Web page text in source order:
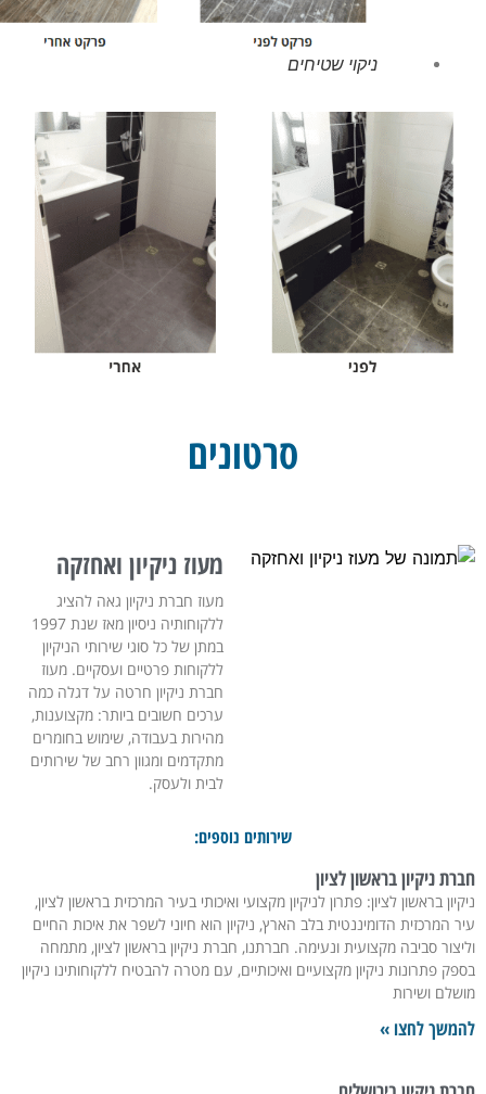
ניקוי שטיחים
סרטונים
מעוז ניקיון ואחזקה
מעוז חברת ניקיון גאה להציג
ללקוחותיה ניסיון מאז שנת 1997
במתן של כל סוגי שירותי הניקיון
ללקוחות פרטיים ועסקיים. מעוז
חברת ניקיון חרטה על דגלה כמה
ערכים חשובים ביותר: מקצוענות,
מהירות בעבודה, שימוש בחומרים
מתקדמים ומגוון רחב של שירותים
לבית ולעסק.
שירותים נוספים:
ניקיון בראשון לציון
בראשון לציון: פתרון לניקיון מקצועי ואיכותי בעיר המרכזית בראשון לציון,
המרכזית הדומיננטית בלב הארץ, ניקיון הוא חיוני לשפר את איכות החיים
סביבה מקצועית ונעימה. חברתנו, חברת ניקיון בראשון לציון, מתמחה
פתרונות ניקיון מקצועיים ואיכותיים, עם מטרה להבטיח ללקוחותינו ניקיון
ושירות
לחצו »